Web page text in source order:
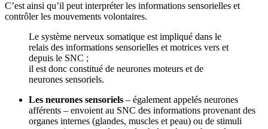
C’est ainsi qu’il peut interpréter les informations sensorielles et
contrôler les mouvements volontaires.
Le système nerveux somatique est impliqué dans le
relais des informations sensorielles et motrices vers et
depuis le SNC ;
il est donc constitué de neurones moteurs et de
neurones sensoriels.
Les neurones sensoriels – également appelés neurones
afférents – envoient au SNC des informations provenant des
organes internes (glandes, muscles et peau) ou de stimuli